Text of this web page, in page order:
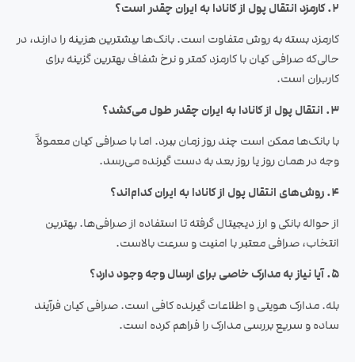
۲. کارمزد انتقال پول از کانادا به ایران چقدر است؟
کارمزد بسته به روش متفاوت است. بانک‌ها بیشترین هزینه را دارند، در
حالی‌که صرافی کیان با کارمزد کمتر و نرخ شفاف بهترین گزینه برای
کاربران است.
۳. انتقال پول از کانادا به ایران چقدر طول می‌کشد؟
با بانک‌ها ممکن است چند روز زمان ببرد. اما با صرافی کیان معمولاً
وجه در همان روز یا روز بعد به دست گیرنده می‌رسد.
۴. روش‌های انتقال پول از کانادا به ایران کدام‌اند؟
از حواله بانکی و ارز دیجیتال گرفته تا استفاده از صرافی‌ها. بهترین
انتخاب، صرافی معتبر با امنیت و سرعت بالاست.
۵. آیا نیاز به مدارک خاصی برای ارسال وجه وجود دارد؟
بله. مدارک هویتی و اطلاعات گیرنده کافی است. صرافی کیان فرآیند
ساده و سریع بررسی مدارک را فراهم کرده است.